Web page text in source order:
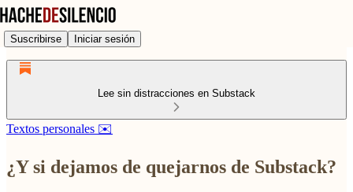
Suscribirse Iniciar sesión
Lee sin distracciones en Substack
Textos personales ✉️
¿Y si dejamos de quejarnos de Substack?